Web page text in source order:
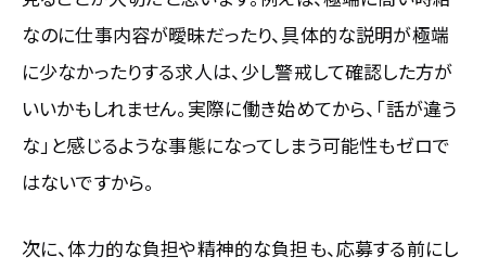
なのに仕事内容が曖昧だったり、具体的な説明が極端
に少なかったりする求人は、少し警戒して確認した方が
いいかもしれません。実際に働き始めてから、「話が違う
な」と感じるような事態になってしまう可能性もゼロで
はないですから。
次に、体力的な負担や精神的な負担も、応募する前にし